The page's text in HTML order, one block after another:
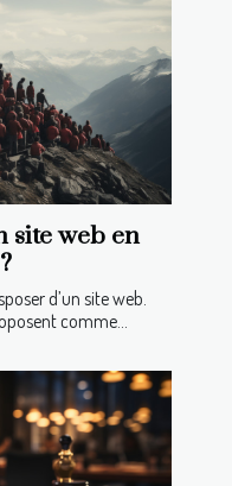
site web en
d’un site web.
comme...